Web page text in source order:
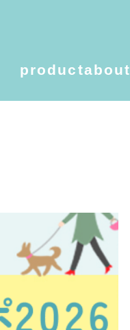
productabout